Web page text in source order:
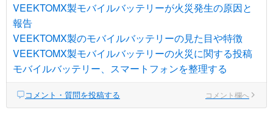
VEEKTOMX製モバイルバッテリーが火災発生の原因と
報告
VEEKTOMX製のモバイルバッテリーの見た目や特徴
VEEKTOMX製モバイルバッテリーの火災に関する投稿
モバイルバッテリー、スマートフォンを整理する
コメント・質問を投稿する コメント欄へ